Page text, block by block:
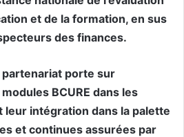
et de la formation, en sus
des finances.
porte sur
BCURE dans les
leur intégration dans la palette
et continues assurées par